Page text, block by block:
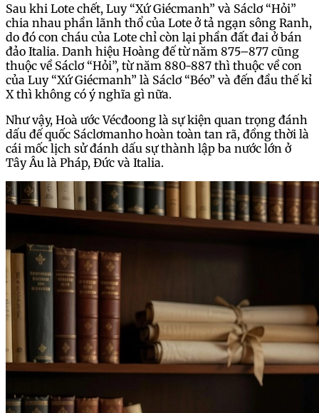
Sau khi Lote chết, Luy “Xứ Giécmanh” và Sáclơ “Hỏi”
chia nhau phần lãnh thổ của Lote ở tả ngạn sông Ranh,
do đó con cháu của Lote chỉ còn lại phần đất đai ở bán
đảo Italia. Danh hiệu Hoàng đế từ năm 875–877 cũng
thuộc về Sáclơ “Hỏi”, từ năm 880-887 thì thuộc về con
của Luy “Xứ Giécmanh” là Sáclơ “Béo” và đến đầu thế kỉ
X thì không có ý nghĩa gì nữa.
Như vậy, Hoà ước Vécđoong là sự kiện quan trọng đánh
dấu đế quốc Sáclơmanho hoàn toàn tan rã, đồng thời là
cái mốc lịch sử đánh dấu sự thành lập ba nước lớn ở
Tây Âu là Pháp, Đức và Italia.